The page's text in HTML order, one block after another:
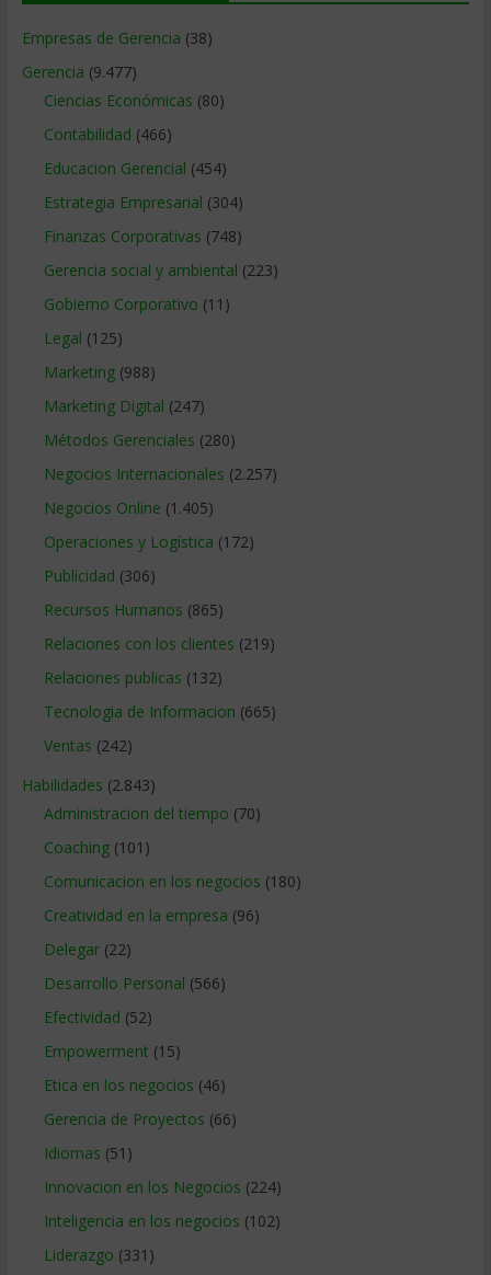
Empresas de Gerencia (38)
Gerencia (9.477)
Ciencias Económicas (80)
Contabilidad (466)
Educacion Gerencial (454)
Estrategia Empresarial (304)
Finanzas Corporativas (748)
Gerencia social y ambiental (223)
Gobierno Corporativo (11)
Legal (125)
Marketing(988)
Marketing Digital (247)
Métodos Gerenciales (280)
Negocios Internacionales (2.257)
Negocios Online (1.405)
Operaciones y Logística (172)
Publicidad (306)
Recursos Humanos (865)
Relaciones con los clientes (219)
Relaciones publicas (132)
Tecnologia de Informacion (665)
Ventas (242)
Habilidades (2.843)
Administracion del tiempo (70)
Coaching(101)
Comunicacion en los negocios (180)
Creatividad en la empresa (96)
Delegar(22)
Desarrollo Personal (566)
Efectividad (52)
Empowerment (15)
Etica en los negocios (46)
Gerencia de Proyectos (66)
Idiomas (51)
Innovacion en los Negocios (224)
Inteligencia en los negocios (102)
Liderazgo (331)